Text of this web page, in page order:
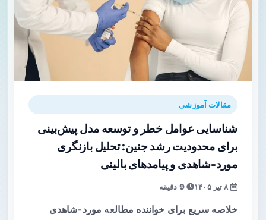
مقالات آموزشی
شناسایی عوامل خطر و توسعه مدل پیش‌بینی
برای محدودیت رشد جنین: تحلیل بازنگری
مورد-شاهدی و پیامدهای بالینی
9 دقیقه
خلاصه سریع برای خواننده مطالعه مورد-شاهدی